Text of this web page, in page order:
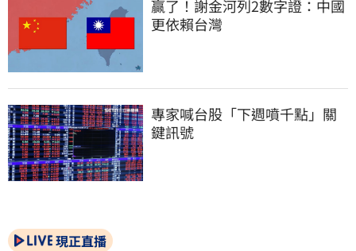
贏了！謝金河列2數字證：中國
更依賴台灣
專家喊台股「下週噴千點」關
鍵訊號
現正直播